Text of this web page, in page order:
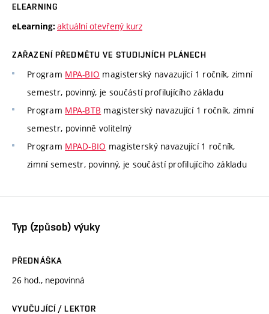
ELEARNING
eLearning: aktuální otevřený kurz
ZAŘAZENÍ PŘEDMĚTU VE STUDIJNÍCH PLÁNECH
Program MPA-BIO magisterský navazující 1 ročník, zimní
semestr, povinný, je součástí profilujícího základu
Program MPA-BTB magisterský navazující 1 ročník, zimní
semestr, povinně volitelný
Program MPAD-BIO magisterský navazující 1 ročník,
zimní semestr, povinný, je součástí profilujícího základu
Typ (způsob) výuky
PŘEDNÁŠKA
26 hod., nepovinná
VYUČUJÍCÍ / LEKTOR